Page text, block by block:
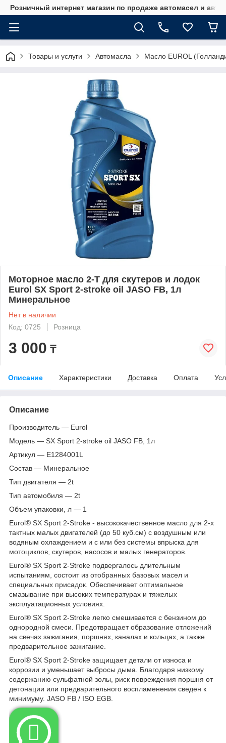
Розничный интернет магазин по продаже автомасел и
Товары и услуги Автомасла Масло EUROL
Моторное масло 2-Т для скутеров и лодок
Eurol SX Sport 2-stroke oil JASO FB, 1л
Минеральное
Нет в наличии
Код: 0725
Розница
3 000 ₸
Описание Характеристики Доставка Оплата
Описание
Производитель — Eurol
Модель — SX Sport 2-stroke oil JASO FB, 1л
Артикул — E1284001L
Состав — Минеральное
Тип двигателя — 2t
Тип автомобиля — 2t
Объем упаковки, л — 1
Eurol® SX Sport 2-Stroke - высококачественное масло для 2-х
тактных малых двигателей (до 50 куб.см) с воздушным или
водяным охлаждением и с или без системы впрыска для
мотоциклов, скутеров, насосов и малых генераторов.
Eurol® SX Sport 2-Stroke подвергалось длительным
испытаниям, состоит из отобранных базовых масел и
специальных присадок. Обеспечивает оптимальное
смазывание при высоких температурах и тяжелых
эксплуатационных условиях.
Eurol® SX Sport 2-Stroke легко смешивается с бензином до
однородной смеси. Предотвращает образование отложений
на свечах зажигания, поршнях, каналах и кольцах, а также
предварительное зажигание.
Eurol® SX Sport 2-Stroke защищает детали от износа и
коррозии и уменьшает выбросы дыма. Благодаря низкому
содержанию сульфатной золы, риск повреждения поршня от
детонации или предварительного воспламенения сведен к
минимуму. JASO FB / ISO EGB.
